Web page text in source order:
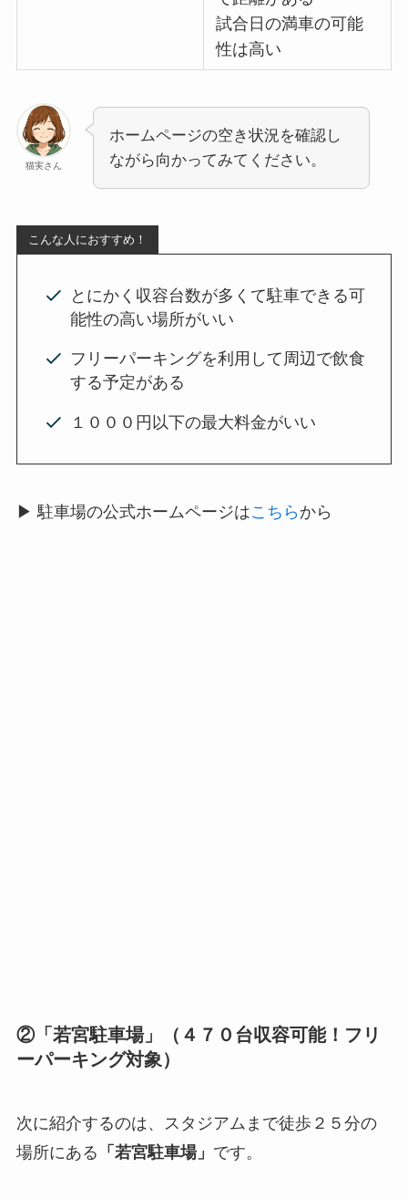
試合日の満車の可能
性は高い
猫実さん
ホームページの空き状況を確認し
ながら向かってみてください。
こんな人におすすめ！
とにかく収容台数が多くて駐車できる可
能性の高い場所がいい
フリーパーキングを利用して周辺で飲食
する予定がある
１０００円以下の最大料金がいい
▶ 駐車場の公式ホームページはこちら から
②「若宮駐車場」（４７０台収容可能！フリ
ーパーキング対象）
次に紹介するのは、スタジアムまで徒歩２５分の
場所にある 「若宮駐車場」 です。